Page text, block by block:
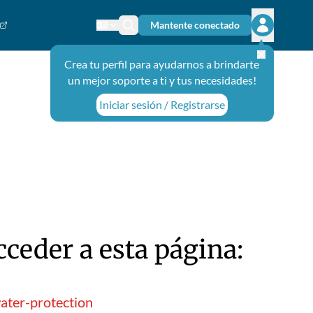
Cambiar el idioma
Ícono de búsqueda
Mantente conectado
Abrir el
Crea tu perfil para ayudarnos a brindarte
un mejor soporte a ti y tus necesidades!
Iniciar sesión / Registrarse
a esta página:
protection